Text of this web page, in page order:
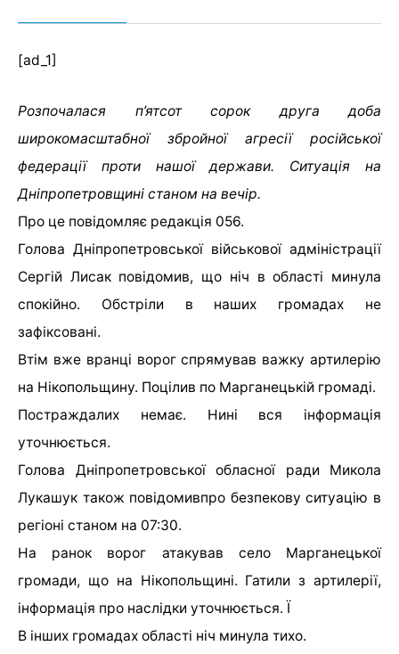
[ad_1]
Розпочалася п’ятсот сорок друга доба
широкомасштабної збройної агресії російської
федерації проти нашої держави. Ситуація на
Дніпропетровщині станом на вечір.
Про це повідомляє редакція 056.
Голова Дніпропетровської військової адміністрації
Сергій Лисак повідомив, що ніч в області минула
спокійно. Обстріли в наших громадах не
зафіксовані.
Втім вже вранці ворог спрямував важку артилерію
на Нікопольщину. Поцілив по Марганецькій громаді.
Постраждалих немає. Нині вся інформація
уточнюється.
Голова Дніпропетровської обласної ради Микола
Лукашук також повідомивпро безпекову ситуацію в
регіоні станом на 07:30.
На ранок ворог атакував село Марганецької
громади, що на Нікопольщині. Гатили з артилерії,
інформація про наслідки уточнюється. Ї
В інших громадах області ніч минула тихо.